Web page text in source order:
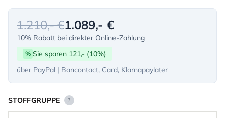
1.210,- €1.089,- €
10% Rabatt bei direkter Online-Zahlung
% Sie sparen 121,- (10%)
über PayPal | Bancontact, Card, Klarnapaylater
STOFFGRUPPE ?